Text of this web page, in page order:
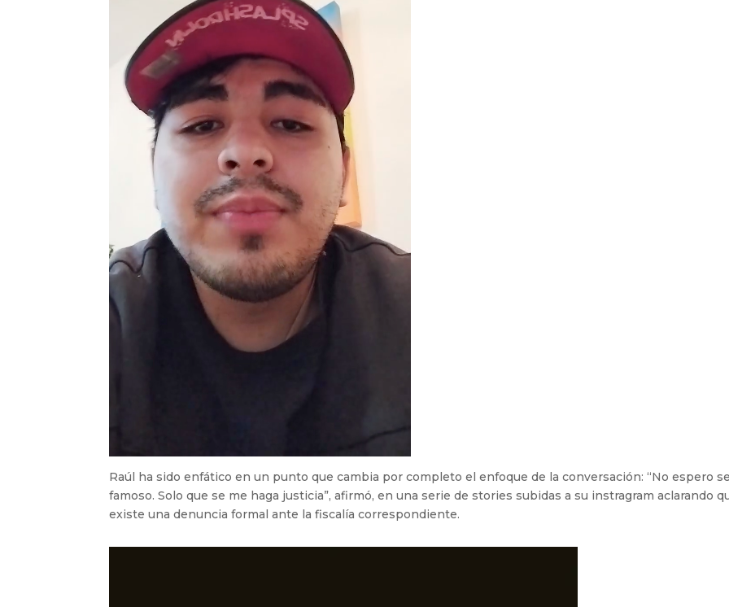
Raúl ha sido enfático en un punto que cambia por completo el enfoque de la conversación: “No espero
famoso. Solo que se me haga justicia”, afirmó, en una serie de stories subidas a su instragram aclarando
existe una denuncia formal ante la fiscalía correspondiente.